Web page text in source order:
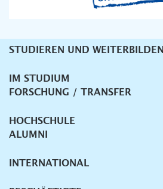
Unternavigation
STUDIEREN UND WEITERBILDEN
IM STUDIUM
FORSCHUNG / TRANSFER
HOCHSCHULE
ALUMNI
INTERNATIONAL